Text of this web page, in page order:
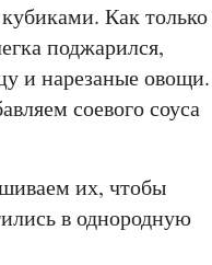
Как только
поджарился,
и нарезаные овощи.
соевого соуса
их, чтобы
в однородную